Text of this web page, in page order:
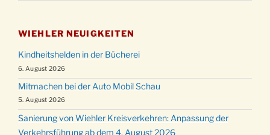
WIEHLER NEUIGKEITEN
Kindheitshelden in der Bücherei
6. August 2026
Mitmachen bei der Auto Mobil Schau
5. August 2026
Sanierung von Wiehler Kreisverkehren: Anpassung der
Verkehrsführung ab dem 4. August 2026